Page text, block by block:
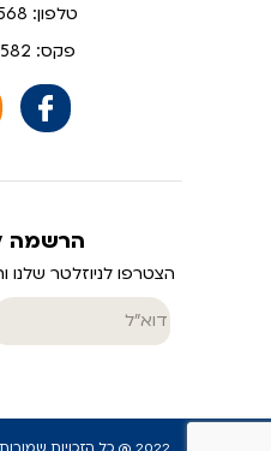
טלפון: 02-6772568
פקס: 02-6772582
הרשמה
הצטרפו לניוזלטר שלנו